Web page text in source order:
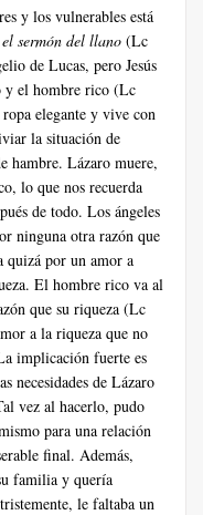
y los vulnerables está
el sermón del llano (Lc
de Lucas, pero Jesús
y el hombre rico (Lc
elegante y vive con
la situación de
hambre. Lázaro muere,
lo que nos recuerda
de todo. Los ángeles
ninguna otra razón que
quizá por un amor a
El hombre rico va al
que su riqueza (Lc
a la riqueza que no
implicación fuerte es
necesidades de Lázaro
vez al hacerlo, pudo
para una relación
final. Además,
familia y quería
le faltaba un